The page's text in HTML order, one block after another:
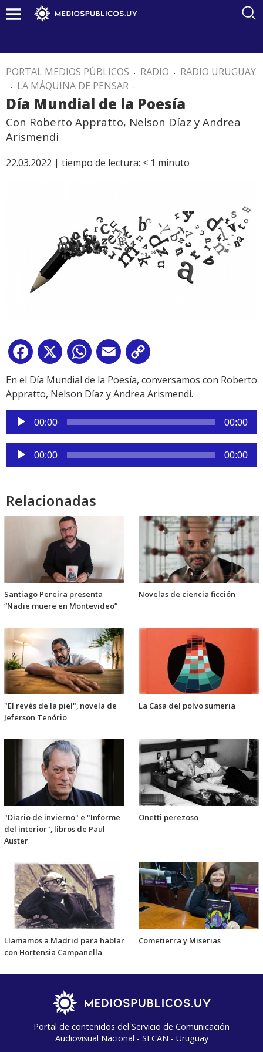
PORTAL MEDIOS PÚBLICOS . RADIO . RADIO URUGUAY
. LA MÁQUINA DE PENSAR .
Día Mundial de la Poesía
Con Roberto Appratto, Nelson Díaz y Andrea
Arismendi
22.03.2022 | tiempo de lectura: < 1 minuto
Facebook
X WhatsApp
Email
Link
En el Día Mundial de la Poesía, conversamos con Roberto
Appratto, Nelson Díaz y Andrea Arismendi.
Reproductor
de
audio
00:00 00:00
Reproductor
de
00:00 00:00
Relacionadas
Santiago Pereira presenta
“Nadie muere en Montevideo”
Novelas de ciencia ficción
"El revés de la piel", novela de
Jeferson Tenório
La Casa del polvo sumeria
"Diario de invierno" e "Informe
del interior", libros de Paul
Auster
Onetti perezoso
Llamamos a Madrid para hablar
con Hortensia Campanella
Cometierra y Miserias
Portal de contenidos del Servicio de Comunicación
Audiovisual Nacional - SECAN - Uruguay